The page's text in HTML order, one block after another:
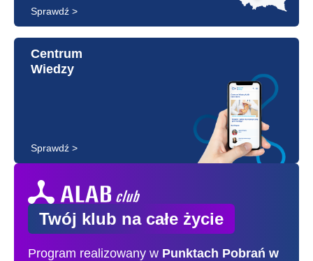
Sprawdź >
Centrum
Wiedzy
Sprawdź >
Twój klub na całe życie
Program realizowany w Punktach Pobrań w